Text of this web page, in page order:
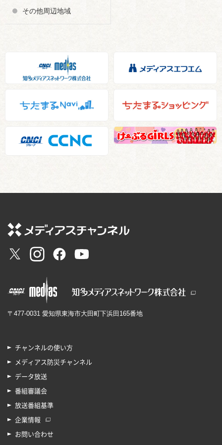
その他周辺地域
〒477-0031 愛知県東海市大田町下浜田165番地
チャンネルの使い方
メディアス防災チャンネル
データ放送
番組審議会
放送番組基準
企業情報
お問い合わせ